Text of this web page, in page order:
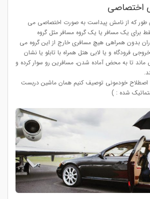
اختصاصی
طور که از نامش پیداست به صورت اختصاصی می
برای یک مسافر یا یک گروه مسافر مثل گروه
بدون همراهی هیچ مسافری خارج از این گروه می
فرودگاه و یا لابی هتل همراه با تابلو یا نشان
تا به محض آماده شدن، مسافرین رو سوار کرده و
اصطلاح خودمونی توصیف کنیم همان ماشین دربست
شده : )